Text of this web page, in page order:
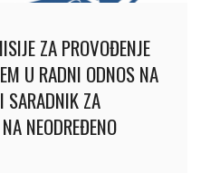
ZA PROVOĐENJE
U RADNI ODNOS NA
SARADNIK ZA
NEODREĐENO